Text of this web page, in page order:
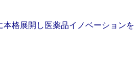
格展開し医薬品イノベーションを